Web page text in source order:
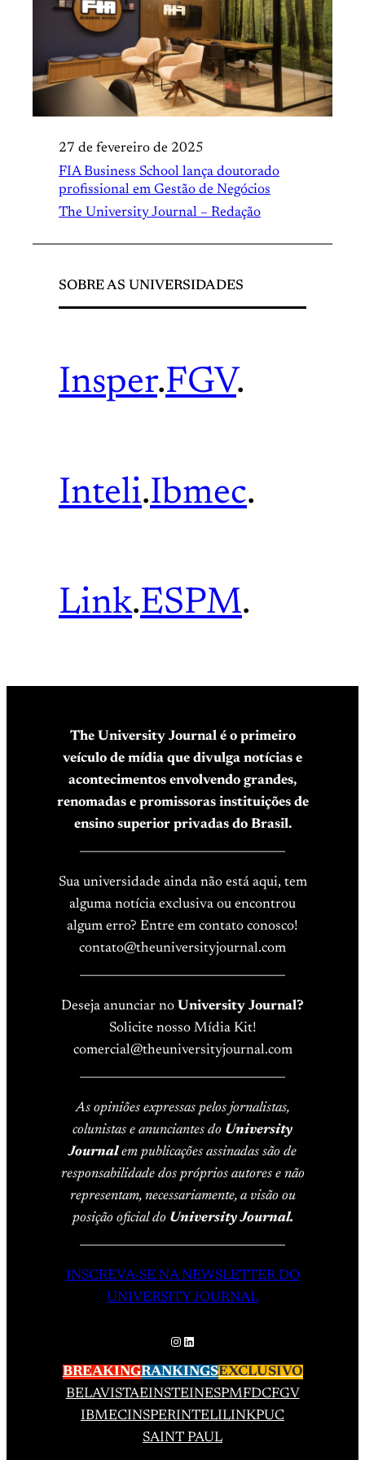
27 de fevereiro de 2025
FIA Business School lança doutorado
profissional em Gestão de Negócios
The University Journal – Redação
SOBRE AS UNIVERSIDADES
Insper.FGV.
Inteli.Ibmec.
Link.ESPM.
The University Journal é o primeiro
veículo de mídia que divulga notícias e
acontecimentos envolvendo grandes,
renomadas e promissoras instituições de
ensino superior privadas do Brasil.
Sua universidade ainda não está aqui, tem
alguma notícia exclusiva ou encontrou
algum erro? Entre em contato conosco!
contato@theuniversityjournal.com
Deseja anunciar no University Journal?
Solicite nosso Mídia Kit!
comercial@theuniversityjournal.com
As opiniões expressas pelos jornalistas,
colunistas e anunciantes do University
Journalem publicações assinadas são de
responsabilidade dos próprios autores e não
representam, necessariamente, a visão ou
posição oficial do University Journal.
INSCREVA-SE NA NEWSLETTER DO
UNIVERSITY JOURNAL
Instagram
LinkedIn
BREAKINGRANKINGSEXCLUSIVO
BELAVISTAEINSTEINESPMFDCFGV
IBMECINSPERINTELILINKPUC
SAINT PAUL